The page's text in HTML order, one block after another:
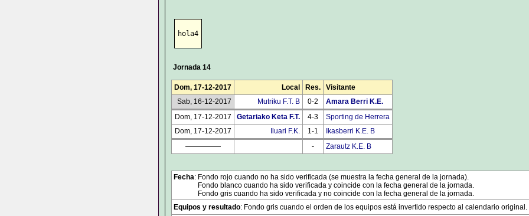
hola4
Jornada 14
Dom, 17-12-2017 Local Res.
Visitante
Sab, 16-12-2017
Mutriku F.T. B 0-2
Amara Berri K.E.
Dom, 17-12-2017
Getariako Keta F.T. 4-3
Sporting de Herrera
Dom, 17-12-2017
Iluari F.K. 1-1
Ikasberri K.E. B
—————
- Zarautz K.E. B
Fecha: Fondo rojo cuando no ha sido verificada (se muestra la fecha general de la jornada).
Fondo blanco cuando ha sido verificada y coincide con la fecha general de la jornada.
Fondo gris cuando ha sido verificada y no coincide con la fecha general de la jornada.
Equipos y resultado: Fondo gris cuando el orden de los equipos está invertido respecto al calendario original.